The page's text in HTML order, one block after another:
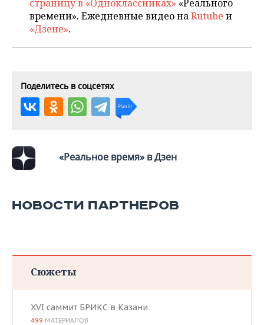
КИБЕРСПОРТ
ВОДНЫЕ ВИДЫ СПОРТА
ХОККЕЙ С МЯЧОМ
КУЛЬТУРА
ОБРАЗОВАНИЕ
ПРОИСШЕСТВИЯ
СПИСОК КОМПАНИЙ
страницу в «Одноклассниках» «Реального
времени». Ежедневные видео наRutube и
«Дзене».
Поделитесь в соцсетях
«Реальное время» в Дзен
НОВОСТИ ПАРТНЕРОВ
Сюжеты
XVI саммит БРИКС в Казани
499 МАТЕРИАЛОВ